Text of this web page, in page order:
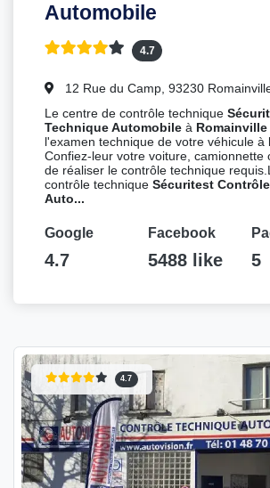
Automobile
4.7
12 Rue du Camp, 93230
Le centre de contrôle technique
Technique Automobile à Romainville
l'examen technique de votre véhicule à
Confiez-leur votre voiture, camionnette
de réaliser le contrôle technique
contrôle techniqueSécuritest
Auto...
Google
4.7
Facebook
5488 like 5
4.7